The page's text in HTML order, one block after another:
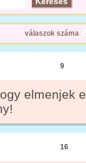
válaszok száma
9
elmenjek
16